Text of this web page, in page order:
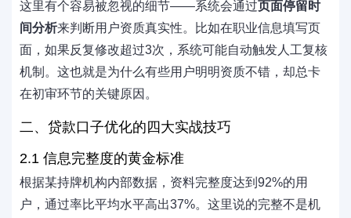
这里有个容易被忽视的细节——系统会通过页面停留时
间分析来判断用户资质真实性。比如在职业信息填写页
面，如果反复修改超过3次，系统可能自动触发人工复核
机制。这也就是为什么有些用户明明资质不错，却总卡
在初审环节的关键原因。
二、贷款口子优化的四大实战技巧
2.1 信息完整度的黄金标准
根据某持牌机构内部数据，资料完整度达到92%的用
户，通过率比平均水平高出37%。这里说的完整不是机